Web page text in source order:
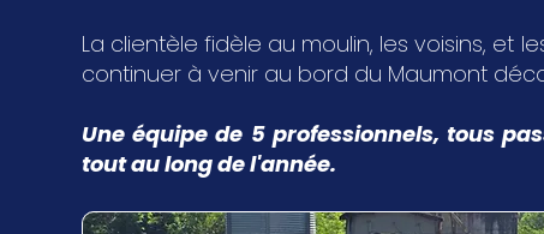
La clientèle fidèle au moulin, les voisins, et
continuer à venir au bord du Maumont
Une équipe de 5 professionnels, tous
tout au long de l'année.